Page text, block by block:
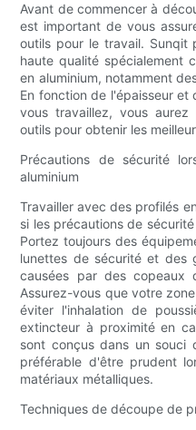
Avant de commencer à
est important de vous
outils pour le travail. Sunqit
haute qualité spécialement
en aluminium, notamment
En fonction de l'épaisseur
vous travaillez, vous
outils pour obtenir les
Précautions de sécurité
aluminium
Travailler avec des profilés
si les précautions de
Portez toujours des
lunettes de sécurité et des
causées par des copeaux
Assurez-vous que votre
éviter l'inhalation de
extincteur à proximité en
sont conçus dans un souci
préférable d'être prudent
matériaux métalliques.
Techniques de découpe de